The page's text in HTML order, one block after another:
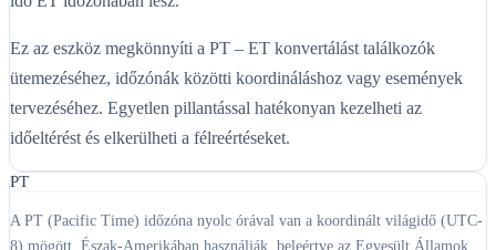
Ez az eszköz megkönnyíti a PT – ET konvertálást találkozók
ütemezéséhez, időzónák közötti koordináláshoz vagy események
tervezéséhez. Egyetlen pillantással hatékonyan kezelheti az
időeltérést és elkerülheti a félreértéseket.
PT
A PT (Pacific Time) időzóna nyolc órával van a koordinált világidő (UTC-
8) mögött. Észak-Amerikában használják, beleértve az Egyesült Államok,